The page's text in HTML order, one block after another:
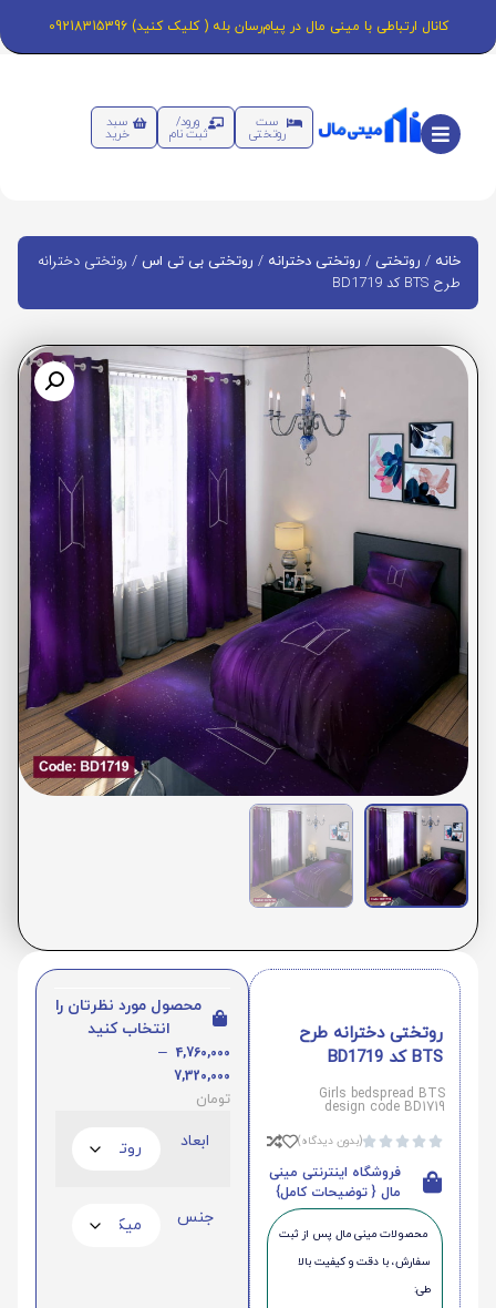
کانال ارتباطی با مینی مال در پیام‌رسان بله ( کلیک کنید) 09218315396
ست
روتختی
ورود/
ثبت نام
سبد
خرید
خانه / روتختی / روتختی دخترانه / روتختی بی تی اس / روتختی دخترانه
طرح BTS کد BD1719
روتختی دخترانه طرح
BTS کد BD1719
Girls bedspread BTS
design code BD1719




(بدون دیدگاه)
فروشگاه اینترنتی مینی
مال { توضیحات کامل}
محصولات مینی‌ مال پس از ثبت
سفارش، با دقت و کیفیت بالا
طی:
محصول مورد نظرتان را
انتخاب کنید
4,760,000
–
7,320,000
تومان
ابعاد
جنس